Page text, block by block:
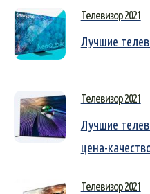
Телевизор 2021
Лучшие
Телевизор 2021
Лучшие
цена-
Телевизор 2021